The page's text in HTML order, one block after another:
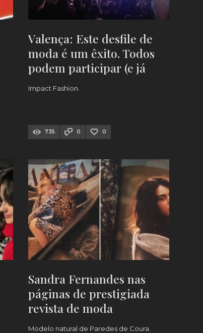
Valença: Este desfile de
moda é um êxito. Todos
podem participar (e já
há data!)
Impact Fashion.
735 0 0
Sandra Fernandes nas
páginas de prestigiada
revista de moda
espanhola [FOTOS]
Modelo natural de Paredes de Coura.